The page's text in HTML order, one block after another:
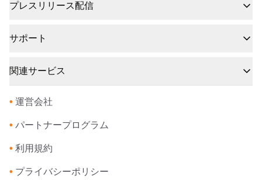
プレスリリース配信
サポート
関連サービス
• 運営会社
• パートナープログラム
• 利用規約
• プライバシーポリシー